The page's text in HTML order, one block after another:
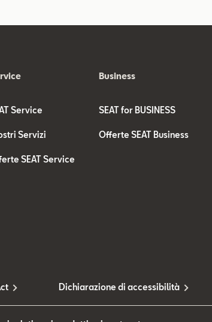
Service
Servizi
SEAT Service
Business
SEAT for BUSINESS
Offerte SEAT Business
Dichiarazione di accessibilità